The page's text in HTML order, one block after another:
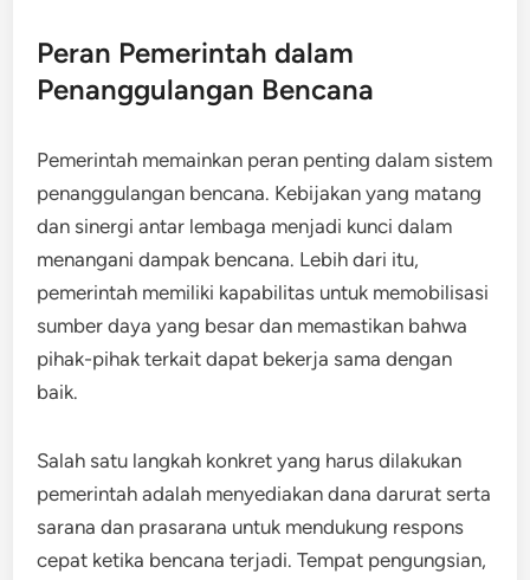
Peran Pemerintah dalam
Penanggulangan Bencana
Pemerintah memainkan peran penting dalam sistem
penanggulangan bencana. Kebijakan yang matang
dan sinergi antar lembaga menjadi kunci dalam
menangani dampak bencana. Lebih dari itu,
pemerintah memiliki kapabilitas untuk memobilisasi
sumber daya yang besar dan memastikan bahwa
pihak-pihak terkait dapat bekerja sama dengan
baik.
Salah satu langkah konkret yang harus dilakukan
pemerintah adalah menyediakan dana darurat serta
sarana dan prasarana untuk mendukung respons
cepat ketika bencana terjadi. Tempat pengungsian,